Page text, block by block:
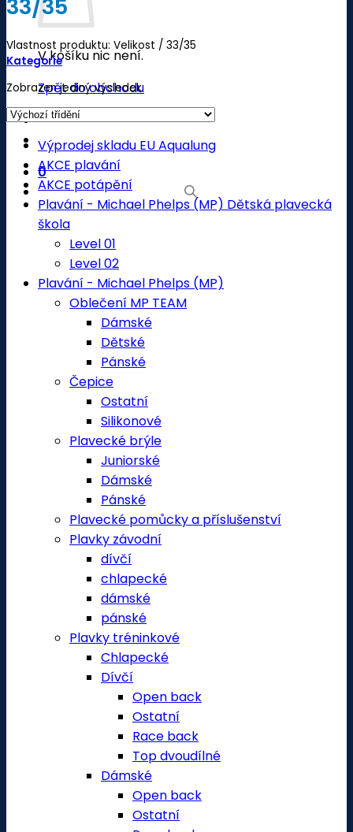
V košíku nic není.
Zpět do obchodu
0
33/35
Vlastnost produktu: Velikost / 33/35
Kategorie
Zobrazen jediný výsledek
Výprodej skladu EU Aqualung
AKCE plavání
AKCE potápění
Plavání - Michael Phelps (MP) Dětská plavecká
škola
Level 01
Level 02
Plavání - Michael Phelps (MP)
Oblečení MP TEAM
Dámské
Dětské
Pánské
Čepice
Ostatní
Silikonové
Plavecké brýle
Juniorské
Dámské
Pánské
Plavecké pomůcky a příslušenství
Plavky závodní
dívčí
chlapecké
dámské
pánské
Plavky tréninkové
Chlapecké
Dívčí
Open back
Ostatní
Race back
Top dvoudílné
Dámské
Open back
Ostatní